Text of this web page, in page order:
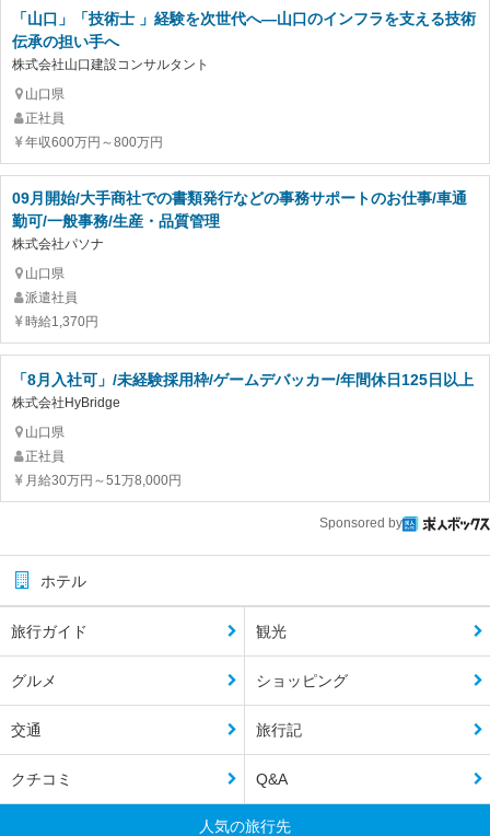
「山口」「技術士 」経験を次世代へ―山口のインフラを支える技術
伝承の担い手へ
株式会社山口建設コンサルタント
山口県
正社員
年収600万円～800万円
09月開始/大手商社での書類発行などの事務サポートのお仕事/車通
勤可/一般事務/生産・品質管理
株式会社パソナ
山口県
派遣社員
時給1,370円
「8月入社可」/未経験採用枠/ゲームデバッカー/年間休日125日以上
株式会社HyBridge
山口県
正社員
月給30万円～51万8,000円
Sponsored by
ホテル
旅行ガイド 観光
グルメ ショッピング
交通 旅行記
クチコミ Q&A
人気の旅行先